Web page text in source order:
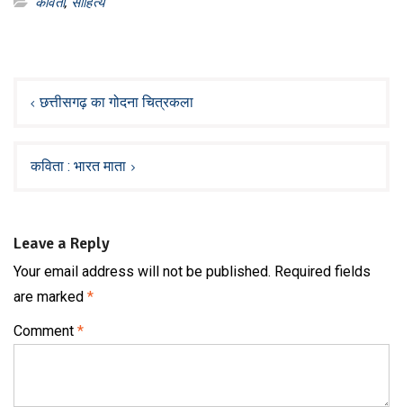
navigation
छत्तीसगढ़ का गोदना चित्रकला
कविता : भारत माता
Leave a Reply
Your email address will not be published. Required fields
are marked *
Comment *